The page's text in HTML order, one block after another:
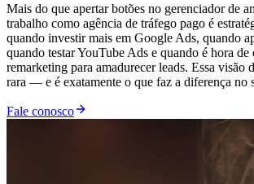
Mais do que apertar botões no gerenciador de
trabalho como agência de tráfego pago é
quando investir mais em Google Ads, quando
quando testar YouTube Ads e quando é hora de
remarketing para amadurecer leads. Essa visão
rara — e é exatamente o que faz a diferença no
Fale conosco